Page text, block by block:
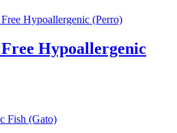
Hypoallergenic